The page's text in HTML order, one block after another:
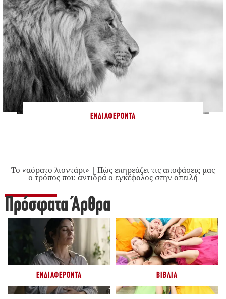
ΕΝΔΙΑΦΈΡΟΝΤΑ
Το «αόρατο λιοντάρι» | Πώς επηρεάζει τις αποφάσεις μας
ο τρόπος που αντιδρά ο εγκέφαλος στην απειλή
Πρόσφατα Άρθρα
ΕΝΔΙΑΦΈΡΟΝΤΑ ΒΙΒΛΊΑ